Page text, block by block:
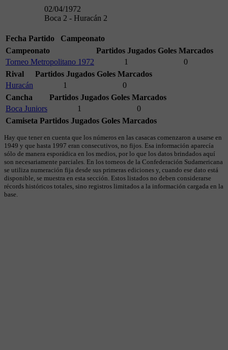
02/04/1972
Boca 2 - Huracán 2
Fecha Partido
Campeonato
Campeonato
Partidos Jugados Goles Marcados
Torneo Metropolitano 1972
1
0
Rival
Partidos Jugados Goles Marcados
Huracán
1
0
Cancha
Partidos Jugados Goles Marcados
Boca Juniors
1
0
Camiseta Partidos Jugados Goles Marcados
Hay que tener en cuenta que los números en las casacas comenzaron a usarse en
1949 y que hasta 1997 eran consecutivos, no fijos. Esa información aparecía
sólo de manera esporádica en los medios, por lo que los datos brindados aquí
son necesariamente parciales. En los torneos de la Confederación Sudamericana
se utiliza numeración fija desde sus primeras ediciones y, cuando ese dato está
disponible, se muestra en esta sección. Estos listados no deben considerarse
récords históricos totales, sino registros limitados a la información cargada en la
base.